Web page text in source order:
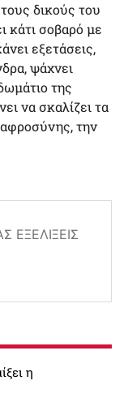
δικούς του
κάτι σοβαρό με
εξετάσεις,
ψάχνει
της
να σκαλίζει τα
την
ΕΞΕΛΊΞΕΙΣ
η